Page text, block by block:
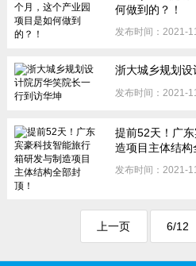
何做到的？！
发布时间：2021-
浙大城乡规划
发布时间：2021-
提前52天！广
造项目主体结构
发布时间：2021-
上一页 6/12